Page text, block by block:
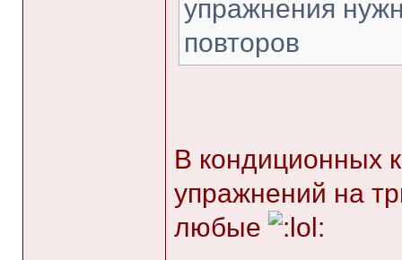
упражнения
повторов
В кондиционных
упражнений на
любые